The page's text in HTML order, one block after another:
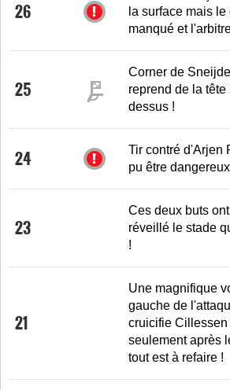
26
la surface mais
manqué et
25
Corner de
reprend de la tête
dessus !
24
Tir contré d'Arjen
pu être
23
Ces deux buts
réveillé le stade
!
21
Une magnifique
gauche de
cruicifie Cillessen
seulement après
tout est à refaire !